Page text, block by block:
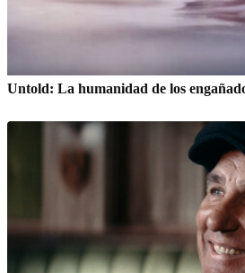
Untold: La humanidad de los